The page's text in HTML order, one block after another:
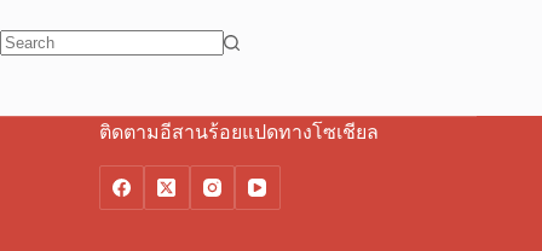
ติดตามอีสานร้อยแปดทางโซเชียล